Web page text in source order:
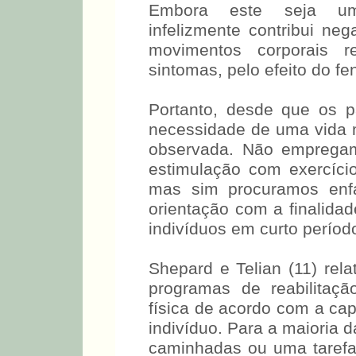
Embora este seja um
infelizmente contribui
movimentos corporais
sintomas, pelo efeito do
Portanto, desde que os
necessidade de uma vida
observada. Não
estimulação com
mas sim procuramos
orientação com a
indivíduos em curto
Shepard e Telian (11)
programas de
física de acordo com a
indivíduo. Para a maioria
caminhadas ou uma